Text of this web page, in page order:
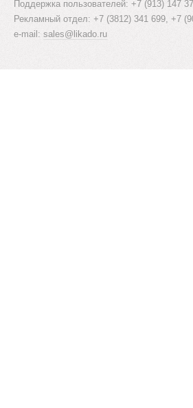
Поддержка пользователей: +7 (913) 147
Рекламный отдел: +7 (3812) 341 699, +7
e-mail: sales@likado.ru